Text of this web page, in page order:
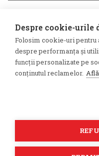
Revista presei fake
Presa rusă independentă
Presa rusa pro-Kremlin
Asociației
Internațională a
Despre cookie-urile
Folosim cookie-uri pentru
despre performanța și
funcții personalizate pe
conținutul reclamelor.